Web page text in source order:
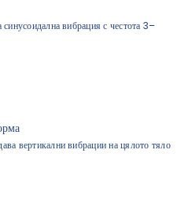
вибрация с честота 3–
вертикални вибрации на цялото тяло